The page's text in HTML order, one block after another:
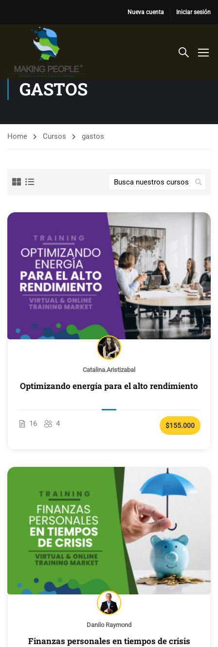
Nueva cuenta Iniciar sesión
GASTOS
Home Cursos gastos
Catalina.aristizabal
Optimizando energía para el alto rendimiento
16 4 $155.000
Danilo Raymond
Finanzas personales en tiempos de crisis